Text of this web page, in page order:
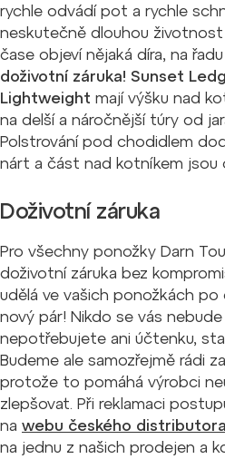
rychle odvádí pot a rychle
neskutečně dlouhou
čase objeví nějaká díra, na
doživotní záruka! Sunset
Lightweight mají výšku nad
na delší a náročnější túry od
Polstrování pod chodidlem
nárt a část nad kotníkem jsou
Doživotní záruka
Pro všechny ponožky Darn
doživotní záruka bez
udělá ve vašich ponožkách
nový pár! Nikdo se vás
nepotřebujete ani účtenku,
Budeme ale samozřejmě rádi
protože to pomáhá výrobci
zlepšovat. Při reklamaci
na webu českého distributora
na jednu z našich prodejen a